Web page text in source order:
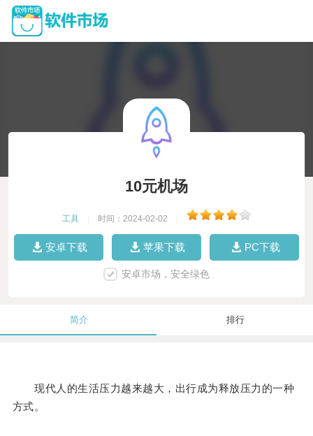
10元机场
工具 时间：2024-02-02
安卓下载 苹果下载 PC下载
安卓市场，安全绿色
简介 排行
现代人的生活压力越来越大，出行成为释放压力的一种
方式。